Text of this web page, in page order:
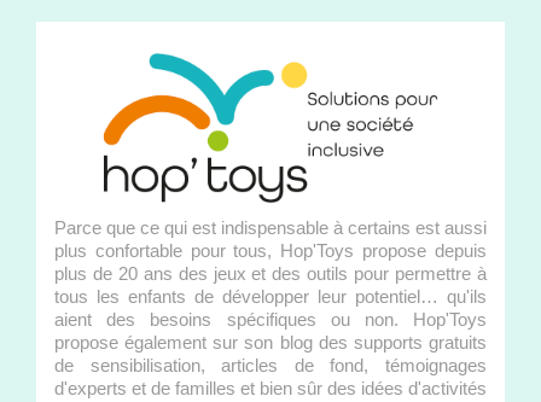
Parce que ce qui est indispensable à certains est aussi
plus confortable pour tous, Hop'Toys propose depuis
plus de 20 ans des jeux et des outils pour permettre à
tous les enfants de développer leur potentiel… qu'ils
aient des besoins spécifiques ou non. Hop'Toys
propose également sur son blog des supports gratuits
de sensibilisation, articles de fond, témoignages
d'experts et de familles et bien sûr des idées d'activités